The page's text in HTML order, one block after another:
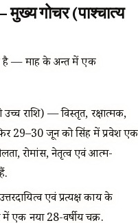
गोचर (पाश्चात्य
है — माह के अन्त में एक
राशि) — विस्तृत, रक्षात्मक,
29–30 जून को सिंह में प्रवेश एक
रोमांस, नेतृत्व एवं आत्म-
एवं प्रत्यक्ष कार्य के
एक नया 28-वर्षीय चक्र.